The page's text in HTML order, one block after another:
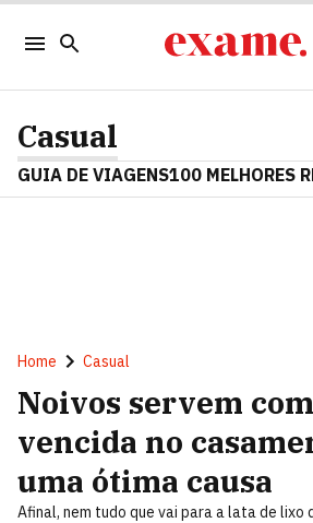
Casual
GUIA DE VIAGENS100 MELHORES
Home Casual
Noivos servem
vencida no
uma ótima causa
Afinal, nem tudo que vai para a lata de lixo